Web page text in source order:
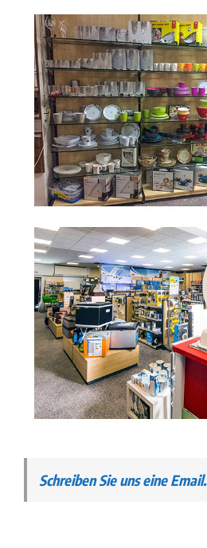
Schreiben Sie uns eine Email.